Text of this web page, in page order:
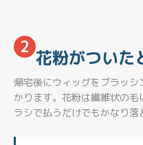
2 花粉がついた
帰宅後にウィッグをブラッ
かります。花粉は繊維状の
ラシで払うだけでもかなり落